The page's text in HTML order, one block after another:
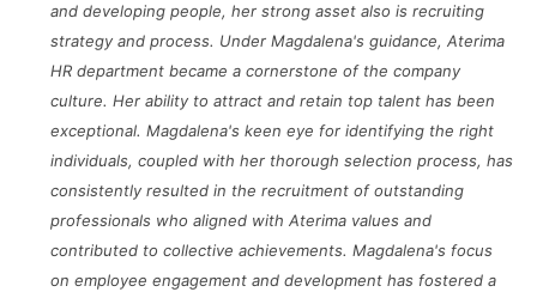
and developing people, her strong asset also is recruiting
strategy and process. Under Magdalena's guidance, Aterima
HR department became a cornerstone of the company
culture. Her ability to attract and retain top talent has been
exceptional. Magdalena's keen eye for identifying the right
individuals, coupled with her thorough selection process, has
consistently resulted in the recruitment of outstanding
professionals who aligned with Aterima values and
contributed to collective achievements. Magdalena's focus
on employee engagement and development has fostered a